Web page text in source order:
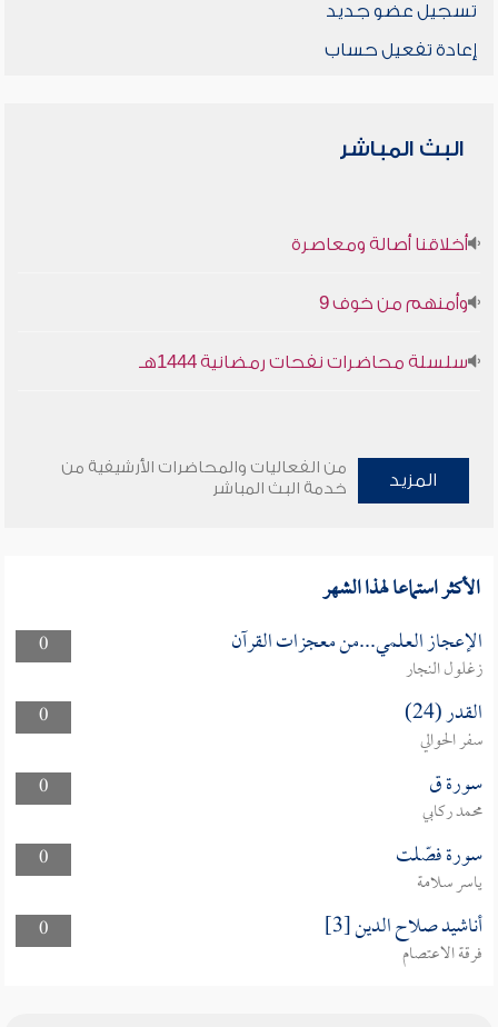
تسجيل عضو جديد
إعادة تفعيل حساب
البث المباشر
أخلاقنا أصالة ومعاصرة
وأمنهم من خوف 9
سلسلة محاضرات نفحات رمضانية 1444هـ
المزيد
من الفعاليات والمحاضرات الأرشيفية من
خدمة البث المباشر
الأكثر استماعا لهذا الشهر
0 الإعجاز العلمي...من معجزات القرآن
زغلول النجار
0
القدر (24)
سفر الحوالي
0
سورة ق
محمد ركابي
0
سورة فصّلت
ياسر سلامة
0
أناشيد صلاح الدين [3]
فرقة الاعتصام